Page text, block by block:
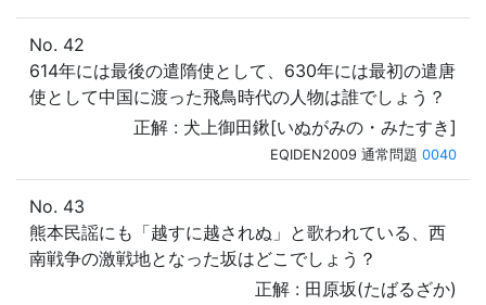
No. 42
614年には最後の遣隋使として、630年には最初の遣唐
使として中国に渡った飛鳥時代の人物は誰でしょう？
正解 : 犬上御田鍬[いぬがみの・みたすき]
EQIDEN2009 通常問題 0040
No. 43
熊本民謡にも「越すに越されぬ」と歌われている、西
南戦争の激戦地となった坂はどこでしょう？
正解 : 田原坂(たばるざか)